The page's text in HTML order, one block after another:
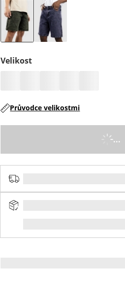
Velikost
Průvodce velikostmi
...